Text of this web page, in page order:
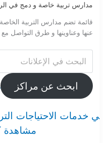
مدارس تربية خاصة و دمج في
قائمة تضم مدارس التربية
عنها وعناوينها و طرق التواصل
خدمات الاحتياجات
مشاهدة